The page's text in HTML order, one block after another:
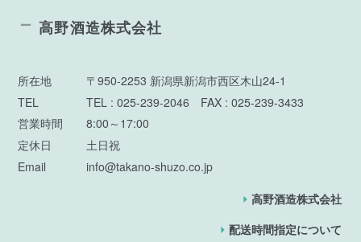
高野酒造株式会社
所在地
〒950-2253 新潟県新潟市西区木山24-1
TEL
TEL : 025-239-2046 FAX : 025-239-3433
営業時間
8:00～17:00
定休日
土日祝
Email
info@takano-shuzo.co.jp
高野酒造株式会社
配送時間指定について